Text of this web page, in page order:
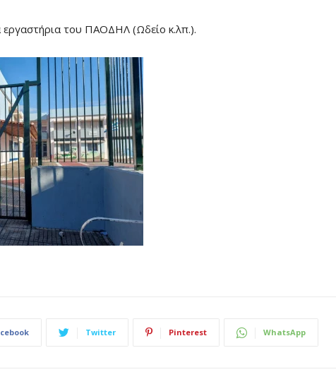
εργαστήρια του ΠΑΟΔΗΛ (Ωδείο κ.λπ.).
Twitter Pinterest WhatsApp